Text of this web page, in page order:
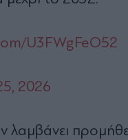
U3FWgFeO52
2026
λαμβάνει